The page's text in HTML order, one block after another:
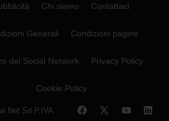
Chi siamo Contattaci
Generali Condizioni pagine
del Social Network Privacy Policy
Cookie Policy
Net Srl P.IVA